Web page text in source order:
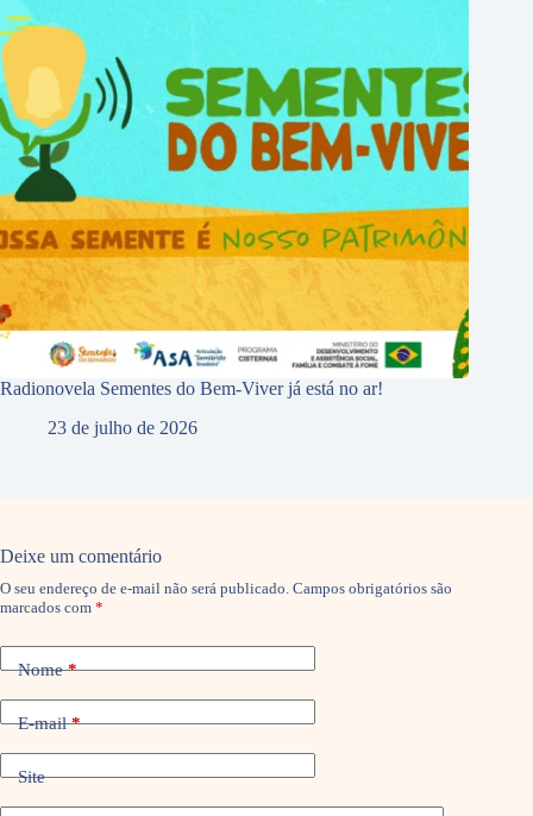
Radionovela Sementes do Bem-Viver já está no ar!
23 de julho de 2026
Deixe um comentário
O seu endereço de e-mail não será publicado. Campos obrigatórios são
marcados com *
Nome*
E-mail*
Site